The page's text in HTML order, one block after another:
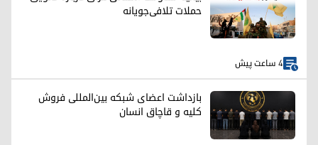
حملات تلافی‌جویانه
4 ساعت پیش
بازداشت اعضای شبکه بین‌المللی فروش
کلیه و قاچاق انسان